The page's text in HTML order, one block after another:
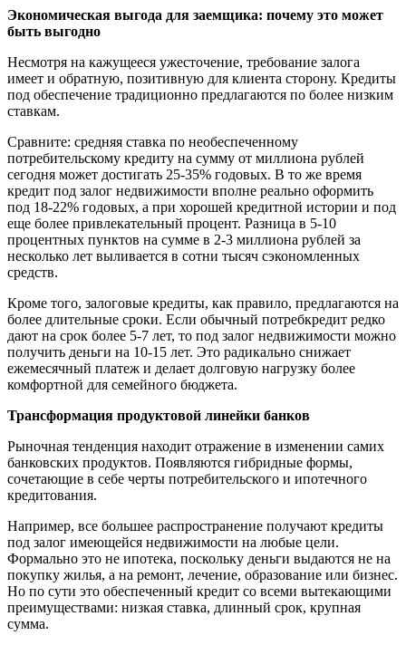
Экономическая выгода для заемщика: почему это может
быть выгодно
Несмотря на кажущееся ужесточение, требование залога
имеет и обратную, позитивную для клиента сторону. Кредиты
под обеспечение традиционно предлагаются по более низким
ставкам.
Сравните: средняя ставка по необеспеченному
потребительскому кредиту на сумму от миллиона рублей
сегодня может достигать 25-35% годовых. В то же время
кредит под залог недвижимости вполне реально оформить
под 18-22% годовых, а при хорошей кредитной истории и под
еще более привлекательный процент. Разница в 5-10
процентных пунктов на сумме в 2-3 миллиона рублей за
несколько лет выливается в сотни тысяч сэкономленных
средств.
Кроме того, залоговые кредиты, как правило, предлагаются на
более длительные сроки. Если обычный потребкредит редко
дают на срок более 5-7 лет, то под залог недвижимости можно
получить деньги на 10-15 лет. Это радикально снижает
ежемесячный платеж и делает долговую нагрузку более
комфортной для семейного бюджета.
Трансформация продуктовой линейки банков
Рыночная тенденция находит отражение в изменении самих
банковских продуктов. Появляются гибридные формы,
сочетающие в себе черты потребительского и ипотечного
кредитования.
Например, все большее распространение получают кредиты
под залог имеющейся недвижимости на любые цели.
Формально это не ипотека, поскольку деньги выдаются не на
покупку жилья, а на ремонт, лечение, образование или бизнес.
Но по сути это обеспеченный кредит со всеми вытекающими
преимуществами: низкая ставка, длинный срок, крупная
сумма.